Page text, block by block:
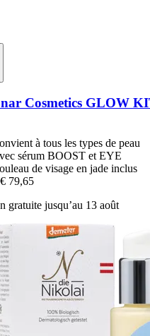
Cosmetics GLOW
à tous les types de peau
sérum BOOST et EYE
de visage en jade inclus
€ 79,65
gratuite jusqu’au 13 août